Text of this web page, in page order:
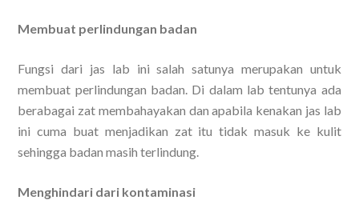
Membuat perlindungan badan
Fungsi dari jas lab ini salah satunya merupakan untuk
membuat perlindungan badan. Di dalam lab tentunya ada
berabagai zat membahayakan dan apabila kenakan jas lab
ini cuma buat menjadikan zat itu tidak masuk ke kulit
sehingga badan masih terlindung.
Menghindari dari kontaminasi